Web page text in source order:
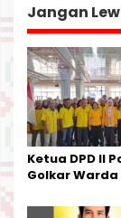
a
s
i
p
o
s
Jangan
Ketua DPD II
Golkar Warda
Pengurus